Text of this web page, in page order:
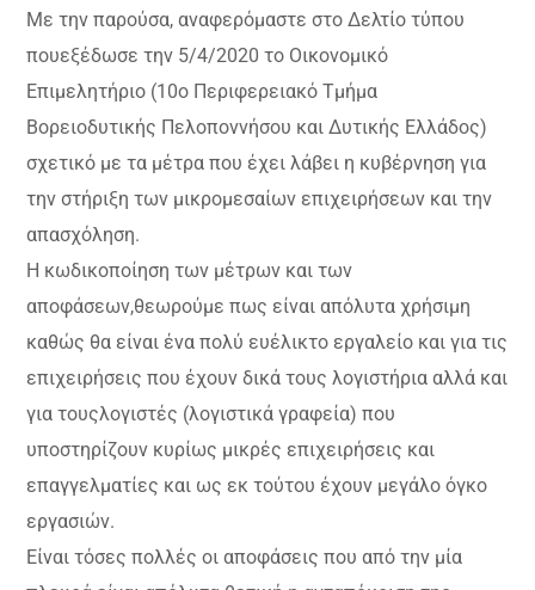
Με την παρούσα, αναφερόμαστε στο Δελτίο τύπου
πουεξέδωσε την 5/4/2020 το Οικονομικό
Επιμελητήριο (10ο Περιφερειακό Τμήμα
Βορειοδυτικής Πελοποννήσου και Δυτικής Ελλάδος)
σχετικό με τα μέτρα που έχει λάβει η κυβέρνηση για
την στήριξη των μικρομεσαίων επιχειρήσεων και την
απασχόληση.
Η κωδικοποίηση των μέτρων και των
αποφάσεων,θεωρούμε πως είναι απόλυτα χρήσιμη
καθώς θα είναι ένα πολύ ευέλικτο εργαλείο και για τις
επιχειρήσεις που έχουν δικά τους λογιστήρια αλλά και
για τουςλογιστές (λογιστικά γραφεία) που
υποστηρίζουν κυρίως μικρές επιχειρήσεις και
επαγγελματίες και ως εκ τούτου έχουν μεγάλο όγκο
εργασιών.
Είναι τόσες πολλές οι αποφάσεις που από την μία